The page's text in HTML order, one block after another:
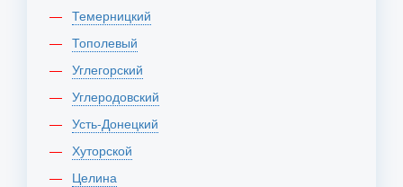
Темерницкий
Тополевый
Углегорский
Углеродовский
Усть-Донецкий
Хуторской
Целина